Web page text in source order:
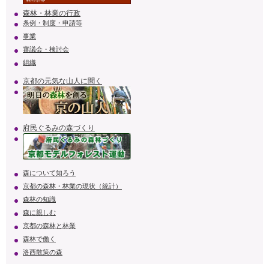
森林・林業の行政
条例・制度・申請等
事業
審議会・検討会
組織
京都の元気な山人に聞く
府民ぐるみの森づくり
森について知ろう
京都の森林・林業の現状（統計）
森林の知識
森に親しむ
京都の森林と林業
森林で働く
洛西散策の森